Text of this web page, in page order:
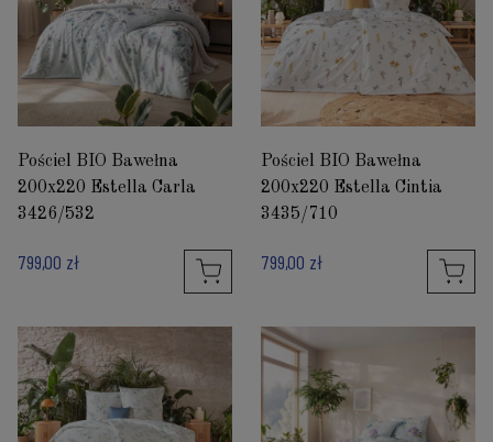
Pościel BIO Bawełna
200x220 Estella Carla
3426/532
799,00 zł
Pościel BIO Bawełna
200x220 Estella Cintia
3435/710
799,00 zł